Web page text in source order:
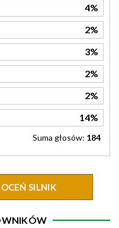
4%
2%
3%
2%
2%
14%
Suma głosów: 184
SILNIK